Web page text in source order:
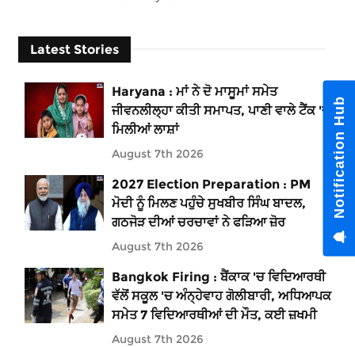
Latest Stories
Haryana : ਮਾਂ ਨੇ ਦੋ ਮਾਸੂਮਾਂ ਸਮੇਤ
ਜੀਵਨਲੀਲ੍ਹਾ ਕੀਤੀ ਸਮਾਪਤ, ਪਾਣੀ ਵਾਲੇ ਟੈਂਕ 'ਚੋਂ
ਮਿਲੀਆਂ ਲਾਸ਼ਾਂ
August 7th 2026
2027 Election Preparation : PM
ਮੋਦੀ ਨੂੰ ਮਿਲਣ ਪਹੁੰਚੇ ਸੁਖਬੀਰ ਸਿੰਘ ਬਾਦਲ,
ਗਠਜੋੜ ਦੀਆਂ ਚਰਚਾਵਾਂ ਨੇ ਫੜਿਆ ਜ਼ੋਰ
August 7th 2026
Bangkok Firing : ਬੈਂਕਾਕ 'ਚ ਵਿਦਿਆਰਥੀ
ਵੱਲੋਂ ਸਕੂਲ 'ਚ ਅੰਨ੍ਹੇਵਾਹ ਗੋਲੀਬਾਰੀ, ਅਧਿਆਪਕ
ਸਮੇਤ 7 ਵਿਦਿਆਰਥੀਆਂ ਦੀ ਮੌਤ, ਕਈ ਜ਼ਖਮੀ
August 7th 2026
Notification Hub